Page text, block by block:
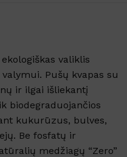
valiklis
Pušų kvapas su
ir ilgai išliekantį
biodegraduojančios
kukurūzus, bulves,
Be fosfatų ir
medžiagų “Zero”